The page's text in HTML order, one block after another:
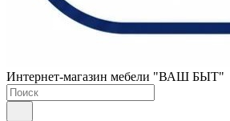
Интернет-магазин мебели "ВАШ БЫТ"